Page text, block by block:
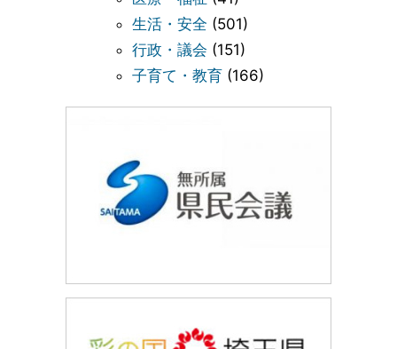
生活・安全 (501)
行政・議会 (151)
子育て・教育 (166)